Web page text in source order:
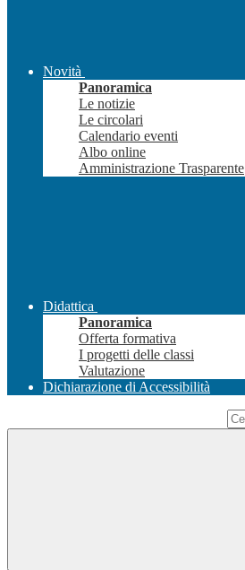
Novità
Panoramica
Le notizie
Le circolari
Calendario eventi
Albo online
Amministrazione Trasparente
Didattica
Panoramica
Offerta formativa
I progetti delle classi
Valutazione
Dichiarazione di Accessibilità